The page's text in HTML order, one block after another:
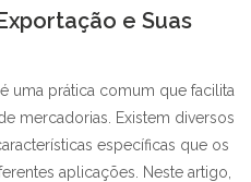
e Suas
uma prática comum que facilita
mercadorias. Existem diversos
específicas que os
aplicações. Neste artigo,